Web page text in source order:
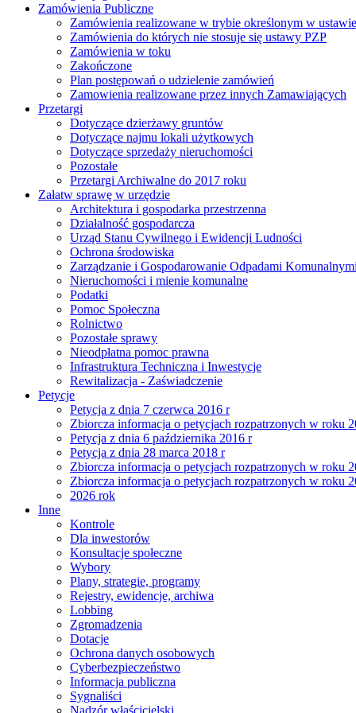
Zamówienia Publiczne
Zamówienia realizowane w trybie określonym w
Zamówienia do których nie stosuje się ustawy PZP
Zamówienia w toku
Zakończone
Plan postępowań o udzielenie zamówień
Zamowienia realizowane przez innych Zamawiających
Przetargi
Dotyczące dzierżawy gruntów
Dotyczące najmu lokali użytkowych
Dotyczące sprzedaży nieruchomości
Pozostałe
Przetargi Archiwalne do 2017 roku
Załatw sprawę w urzędzie
Architektura i gospodarka przestrzenna
Działalność gospodarcza
Urząd Stanu Cywilnego i Ewidencji Ludności
Ochrona środowiska
Zarządzanie i Gospodarowanie Odpadami Komunalnymi
Nieruchomości i mienie komunalne
Podatki
Pomoc Społeczna
Rolnictwo
Pozostałe sprawy
Nieodpłatna pomoc prawna
Infrastruktura Techniczna i Inwestycje
Rewitalizacja - Zaświadczenie
Petycje
Petycja z dnia 7 czerwca 2016 r
Zbiorcza informacja o petycjach rozpatrzonych w roku
Petycja z dnia 6 października 2016 r
Petycja z dnia 28 marca 2018 r
Zbiorcza informacja o petycjach rozpatrzonych w roku
Zbiorcza informacja o petycjach rozpatrzonych w roku
2026 rok
Inne
Kontrole
Dla inwestorów
Konsultacje społeczne
Wybory
Plany, strategie, programy
Rejestry, ewidencje, archiwa
Lobbing
Zgromadzenia
Dotacje
Ochrona danych osobowych
Cyberbezpieczeństwo
Informacja publiczna
Sygnaliści
Nadzór właścicielski